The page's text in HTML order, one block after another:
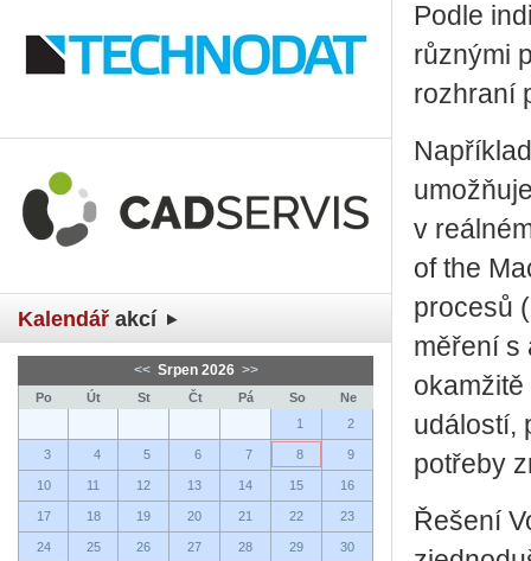
Kalendář akcí
<< Srpen 2026 >>
Po Út St Čt Pá So
Ne
1
2
3 4 5 6 7 8 9
10 11 12 13 14 15 16
17 18 19 20 21 22 23
24 25 26 27 28 29 30
Podle
různými
rozhraní
v
of the
procesů
měření s
událostí,
potřeby
Řešení